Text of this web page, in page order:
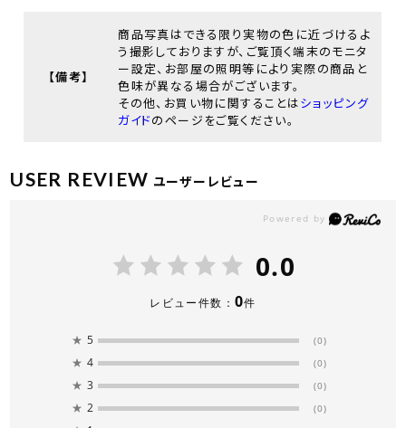
【備考】
商品写真はできる限り実物の色に近づけるよ
う撮影しておりますが、ご覧頂く端末のモニタ
ー設定、お部屋の照明等により実際の商品と
色味が異なる場合がございます。
その他、お買い物に関することはショッピング
ガイドのページをご覧ください。
USER REVIEW ユーザーレビュー
0.0
レビュー件数： 0件
★ 5 (0)
★ 4 (0)
★ 3 (0)
★ 2 (0)